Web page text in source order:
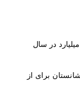
یافتن بهترین راه برای سرمایه گذاری با 2 میلیارد در سال
برای از